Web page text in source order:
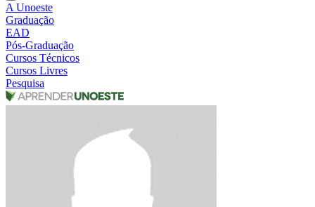
A Unoeste
Graduação
EAD
Pós-Graduação
Cursos Técnicos
Cursos Livres
Pesquisa